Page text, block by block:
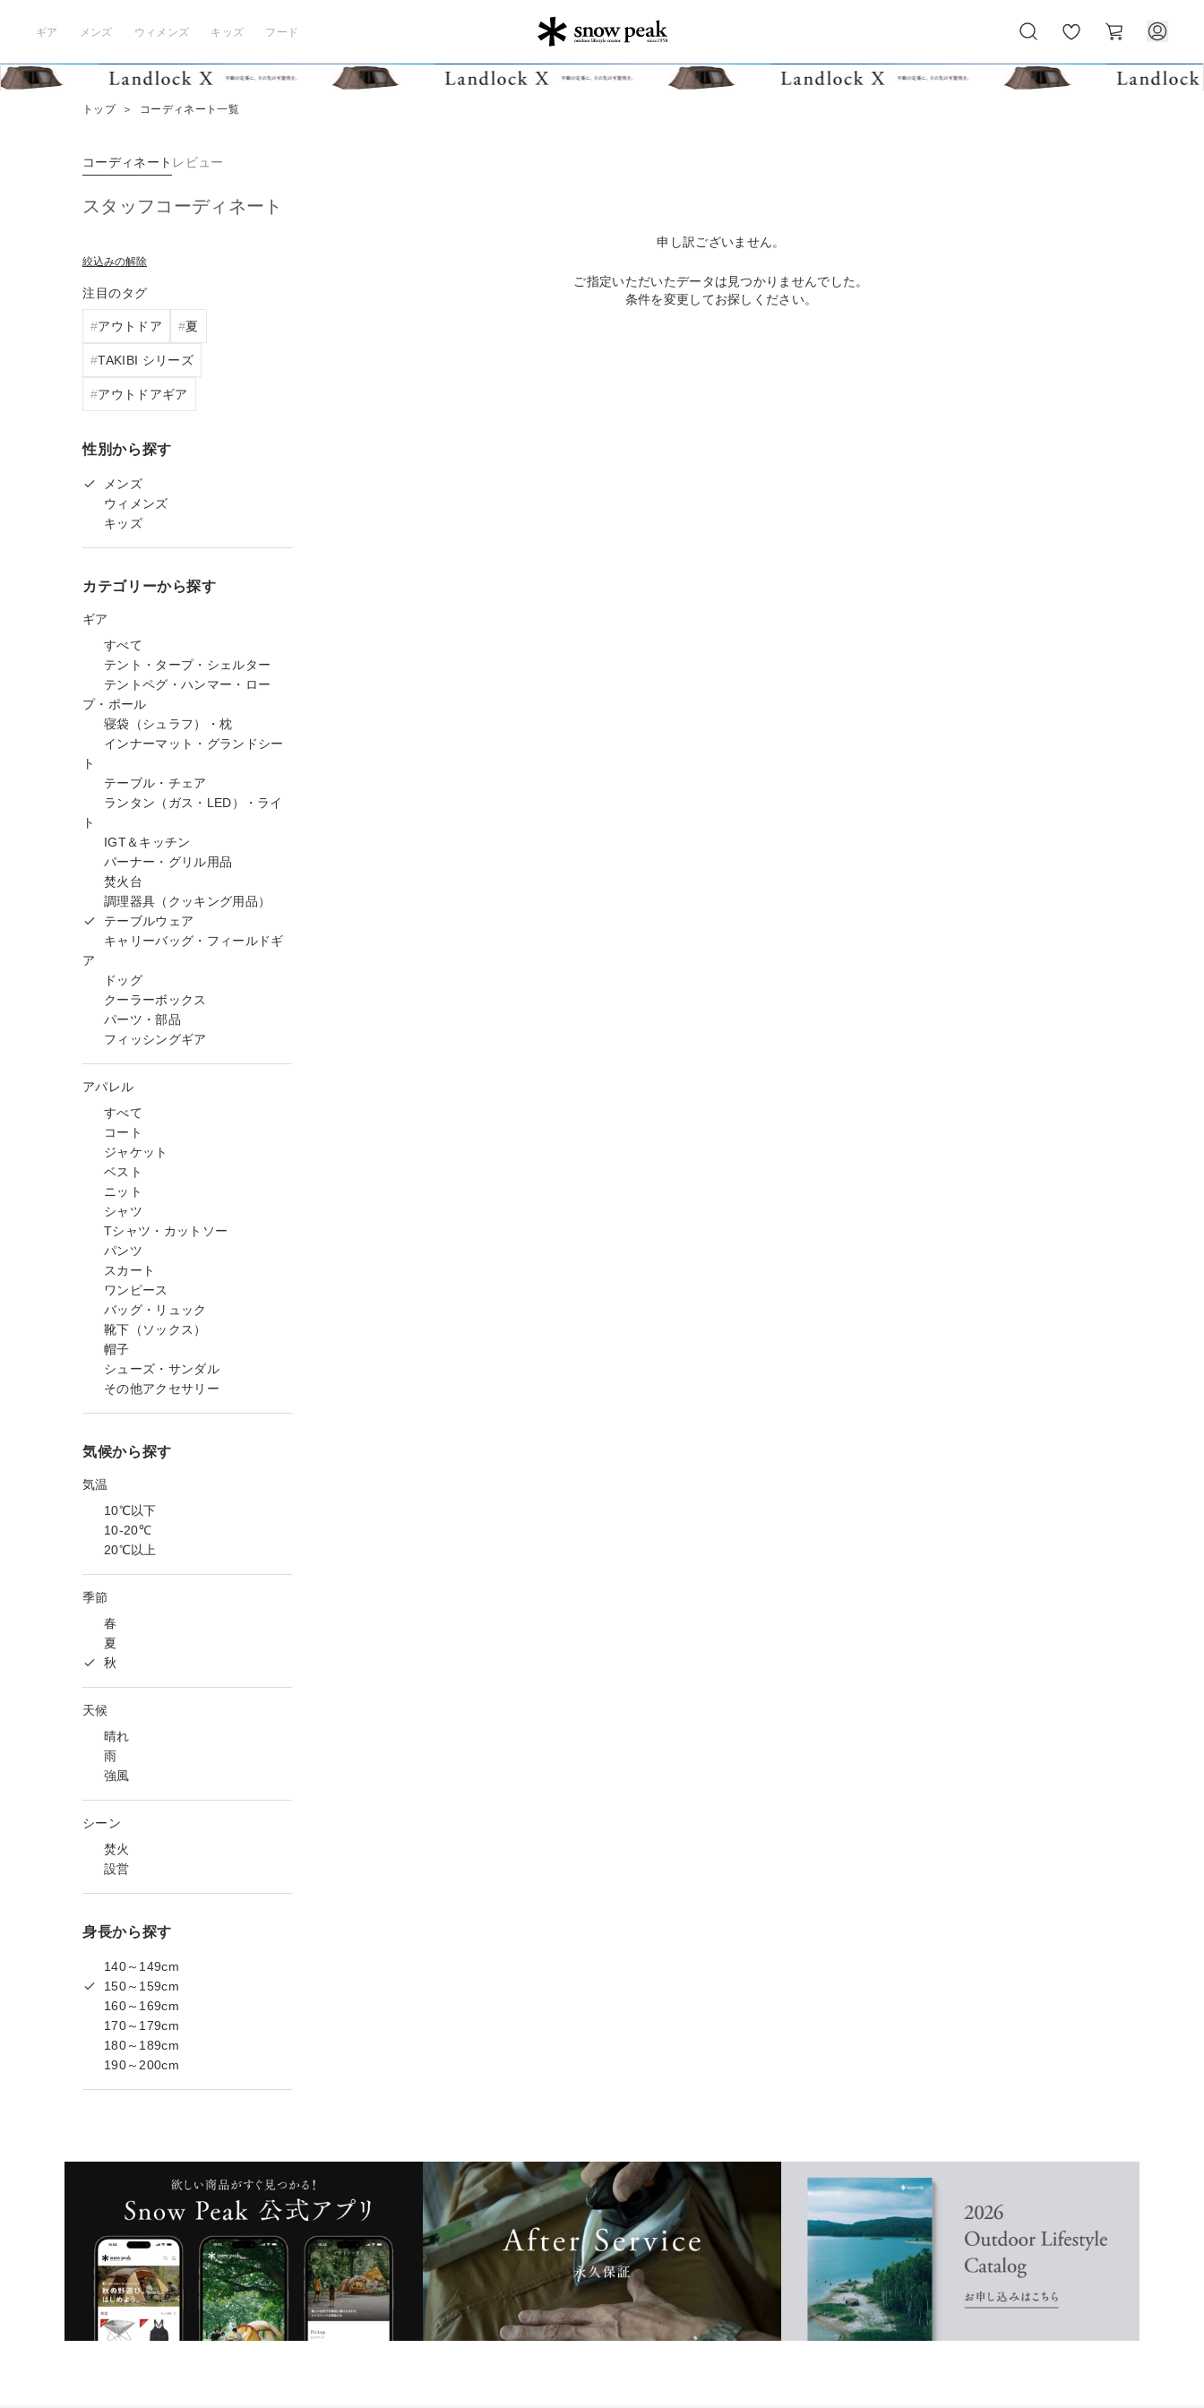
ギア メンズ ウィメンズ キッズ フード
気
に
ー
ト
トップ ＞ コーディネート一覧
コーディネート レビュー
スタッフコーディネート
絞込みの解除
注目のタグ
アウトドア 夏
TAKIBI シリーズ
アウトドアギア
性別から探す
メンズ
ウィメンズ
キッズ
カテゴリーから探す
ギア
すべて
テント・タープ・シェルター
テントペグ・ハンマー・ロー
プ・ポール
寝袋（シュラフ）・枕
インナーマット・グランドシー
ト
テーブル・チェア
ランタン（ガス・LED）・ライ
ト
IGT＆キッチン
バーナー・グリル用品
焚火台
調理器具（クッキング用品）
テーブルウェア
キャリーバッグ・フィールドギ
ア
ドッグ
クーラーボックス
パーツ・部品
フィッシングギア
アパレル
すべて
コート
ジャケット
ベスト
ニット
シャツ
Tシャツ・カットソー
パンツ
スカート
ワンピース
バッグ・リュック
靴下（ソックス）
帽子
シューズ・サンダル
その他アクセサリー
気候から探す
気温
10℃以下
10-20℃
20℃以上
季節
春
夏
秋
天候
晴れ
雨
強風
シーン
焚火
設営
身長から探す
140～149cm
150～159cm
160～169cm
170～179cm
180～189cm
190～200cm
申し訳ございません。
ご指定いただいたデータは見つかりませんでした。
条件を変更してお探しください。